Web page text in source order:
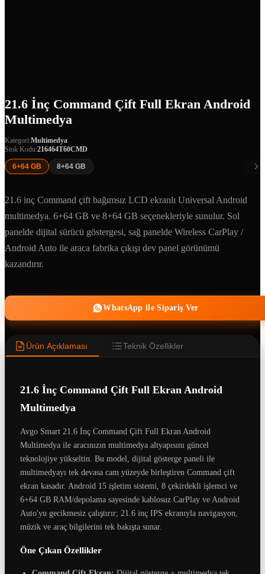
21.6 İnç Command Çift Full Ekran Android
Multimedya
Kategori:Multimedya
Stok Kodu:216464T60CMD
6+64 GB 8+64 GB
21.6 inç Command çift bağımsız LCD ekranlı Universal Android
multimedya. 6+64 GB ve 8+64 GB seçenekleriyle sunulur. Sol
panelde dijital sürücü göstergesi, sağ panelde Wireless CarPlay /
Android Auto ile araca fabrika çıkışı dev panel görünümü
kazandırır.
WhatsApp ile Sipariş Ver
Ürün Açıklaması Teknik Özellikler
21.6 İnç Command Çift Full Ekran Android
Multimedya
Avgo Smart 21.6 İnç Command Çift Full Ekran Android
Multimedya ile aracınızın multimedya altyapısını güncel
teknolojiye yükseltin. Bu model, dijital gösterge paneli ile
multimedyayı tek devasa cam yüzeyde birleştiren Command çift
ekran kasadır. Android 15 işletim sistemi, 8 çekirdekli işlemci ve
6+64 GB RAM/depolama sayesinde kablosuz CarPlay ve Android
Auto'yu gecikmesiz çalıştırır; 21.6 inç IPS ekranıyla navigasyon,
müzik ve araç bilgilerini tek bakışta sunar.
Öne Çıkan Özellikler